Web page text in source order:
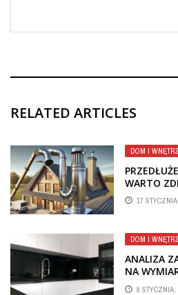
RELATED ARTICLES
DOM I
WARTO
OPCJĘ?
17
DOM I
ANALIZA
NA
9 STYCZNIA,